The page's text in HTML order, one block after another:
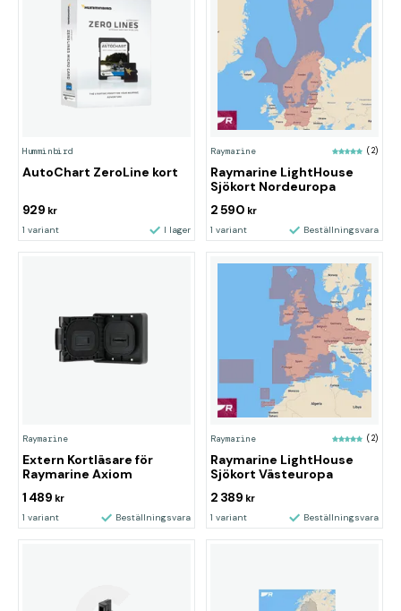
Humminbird
AutoChart ZeroLine kort
929 kr
1 variant I lager
Raymarine (2)
Raymarine LightHouse
Sjökort Nordeuropa
2 590 kr
1 variant Beställningsvara
Raymarine
Extern Kortläsare för
Raymarine Axiom
1 489 kr
1 variant Beställningsvara
Raymarine (2)
Raymarine LightHouse
Sjökort Västeuropa
2 389 kr
1 variant Beställningsvara